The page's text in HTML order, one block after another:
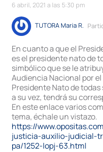
6 abril, 2021 a las 5:30 pm
TUTORA Maria R.
En cuanto a que el
es el presidente nato de
simbólico que se le
Audiencia Nacional por
Presidente Nato de
a su vez, tendrá su
En este enlace varios
tema, échale un vistazo.
https://
justicia-auxilio-judicial-
pa/1252-lopj-63.html